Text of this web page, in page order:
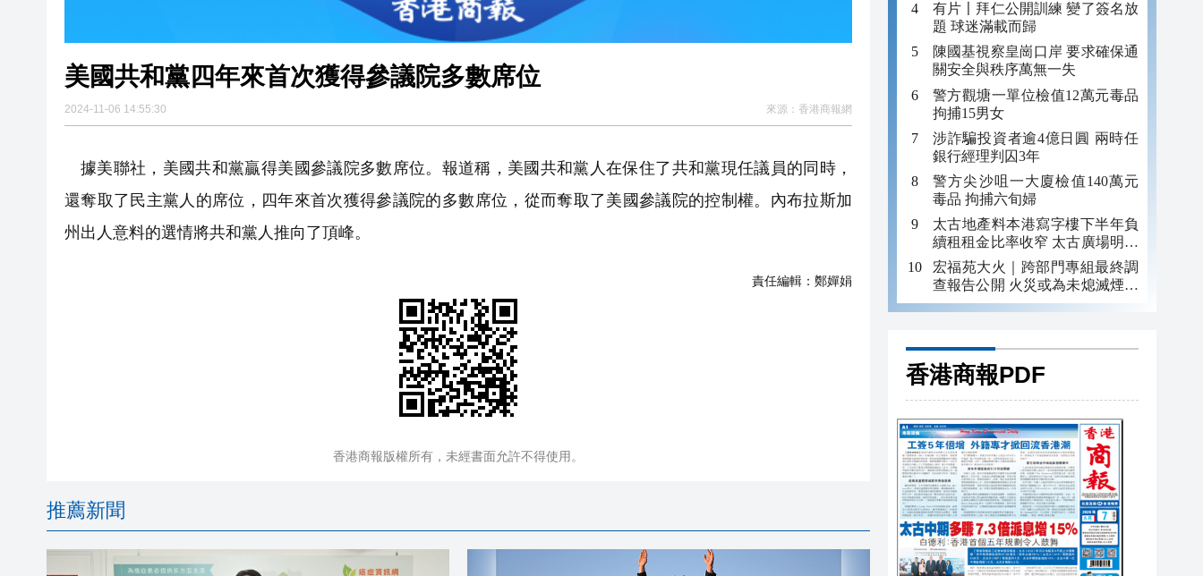
美國共和黨四年來首次獲得參議院多數席位
2024-11-06 14:55:30 來源： 香港商報網
據美聯社，美國共和黨贏得美國參議院多數席位。報道稱，美國共和黨人在保住了共和黨現任議員的同時，
還奪取了民主黨人的席位，四年來首次獲得參議院的多數席位，從而奪取了美國參議院的控制權。內布拉斯加
州出人意料的選情將共和黨人推向了頂峰。
責任編輯： 鄭嬋娟
香港商報版權所有，未經書面允許不得使用。
推薦新聞
有片〡拜仁公開訓練 變了簽名放
題 球迷滿載而歸
陳國基視察皇崗口岸 要求確保通
關安全與秩序萬無一失
警方觀塘一單位檢值12萬元毒品
拘捕15男女
涉詐騙投資者逾4億日圓 兩時任
銀行經理判囚3年
警方尖沙咀一大廈檢值140萬元
毒品 拘捕六旬婦
太古地產料本港寫字樓下半年負
續租租金比率收窄 太古廣場明年
轉正
宏福苑大火｜跨部門專組最終調
查報告公開 火災或為未熄滅煙頭
引發
香港商報PDF